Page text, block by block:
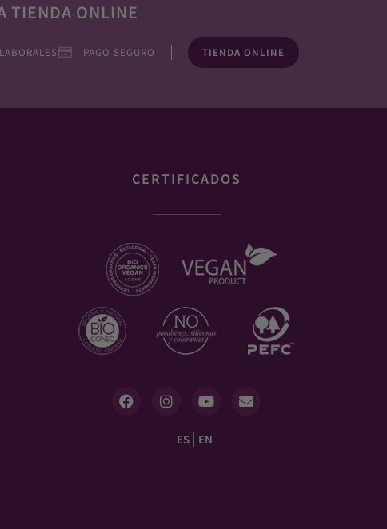
TIENDA ONLINE
PAGO SEGURO TIENDA ONLINE
CERTIFICADOS
ES EN